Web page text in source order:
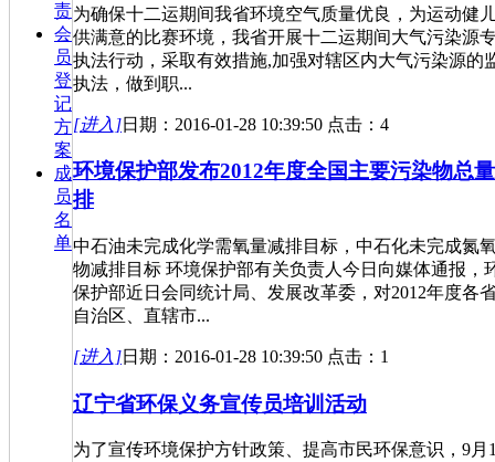
责
会
员
登
记
方
案
成
员
名
单
为确保十二运期间我省环境空气质量优良，为运动健
供满意的比赛环境，我省开展十二运期间大气污染源
执法行动，采取有效措施,加强对辖区内大气污染源的
执法，做到职...
[进入]日期：2016-01-28 10:39:50 点击：4
环境保护部发布2012年度全国主要污染物总
排
中石油未完成化学需氧量减排目标，中石化未完成氮
物减排目标 环境保护部有关负责人今日向媒体通报，
保护部近日会同统计局、发展改革委，对2012年度各
自治区、直辖市...
[进入]日期：2016-01-28 10:39:50 点击：1
辽宁省环保义务宣传员培训活动
为了宣传环境保护方针政策、提高市民环保意识，9月